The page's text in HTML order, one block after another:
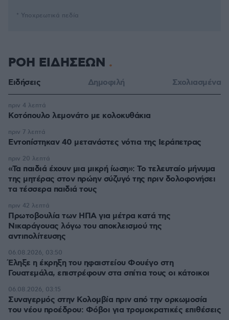
* Υποχρεωτικά πεδία
ΡΟΗ ΕΙΔΗΣΕΩΝ
Ειδήσεις Δημοφιλή Σχολιασμένα
Κοτόπουλο λεμονάτο με κολοκυθάκια
πριν 4 λεπτά
Εντοπίστηκαν 40 μετανάστες νότια της Ιεράπετρας
πριν 7 λεπτά
«Τα παιδιά έχουν μια μικρή ίωση»: Το τελευταίο μήνυμα
της μητέρας στον πρώην σύζυγό της πριν δολοφονήσει
τα τέσσερα παιδιά τους
πριν 20 λεπτά
Πρωτοβουλία των ΗΠΑ για μέτρα κατά της
Νικαράγουας λόγω του αποκλεισμού της
αντιπολίτευσης
πριν 42 λεπτά
Έληξε η έκρηξη του ηφαιστείου Φουέγο στη
Γουατεμάλα, επιστρέφουν στα σπίτια τους οι κάτοικοι
06.08.2026, 03:50
Συναγερμός στην Κολομβία πριν από την ορκωμοσία
του νέου προέδρου: Φόβοι για τρομοκρατικές επιθέσεις
06.08.2026, 03:15